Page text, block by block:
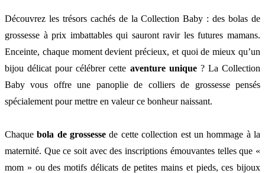
Découvrez les trésors cachés de la Collection Baby : des bolas de
grossesse à prix imbattables qui sauront ravir les futures mamans.
Enceinte, chaque moment devient précieux, et quoi de mieux qu’un
bijou délicat pour célébrer cette aventure unique? La Collection
Baby vous offre une panoplie de colliers de grossesse pensés
spécialement pour mettre en valeur ce bonheur naissant.
Chaquebola de grossesse de cette collection est un hommage à la
maternité. Que ce soit avec des inscriptions émouvantes telles que «
mom » ou des motifs délicats de petites mains et pieds, ces bijoux